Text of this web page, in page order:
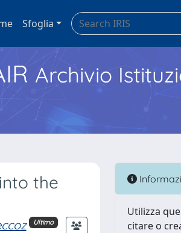
Sfoglia
Archivio
the
Ultimo
Utilizza
citare o